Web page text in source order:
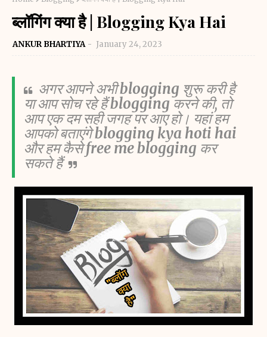
ब्लॉगिंग क्या है | Blogging Kya Hai
ANKUR BHARTIYA January 24, 2023
अगर आपने अभीblogging शुरू करी है
या आप सोच रहे हैंbloggingकरने की, तो
आप एक दम सही जगह पर आए हो। यहां हम
आपको बताएंगेblogging kya hoti hai
और हम कैसेfree me blogging कर
सकते हैं